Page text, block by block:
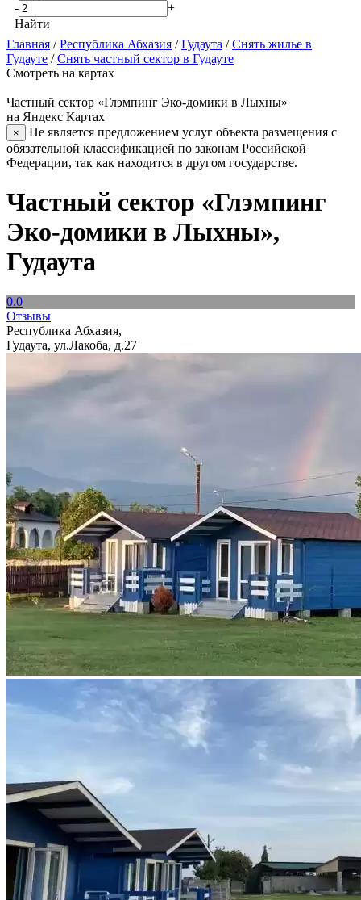
-
+
Найти
Главная /Республика Абхазия /Гудаута /Снять жилье в
Гудауте /Снять частный сектор в Гудауте
Смотреть на картах
Частный сектор «Глэмпинг Эко-домики в Лыхны»
на Яндекс Картах
×
Не является предложением услуг объекта размещения с
обязательной классификацией по законам Российской
Федерации, так как находится в другом государстве.
Частный сектор «Глэмпинг
Эко-домики в Лыхны»,
Гудаута
0.0
Отзывы
Республика Абхазия,
Гудаута, ул.Лакоба, д.27